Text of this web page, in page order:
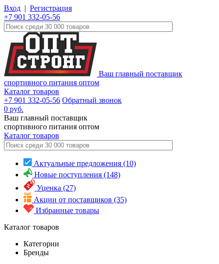
Вход | Регистрация
+7 901 332-05-56
Ваш главный поставщик
спортивного питания оптом
Каталог товаров
+7 901 332-05-56 Обратный звонок
0 руб.
Ваш главный поставщик
спортивного питания оптом
Каталог товаров
Актуальные предложения (10)
Новые поступления (148)
Уценка (27)
Акции от поставщиков (35)
Избранные товары
Каталог товаров
Категории
Бренды